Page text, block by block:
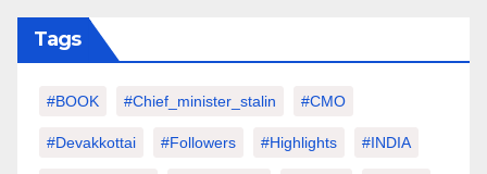
Tags
#BOOK #chief_minister_stalin #CMO
#devakkottai #followers #highlights #INDIA